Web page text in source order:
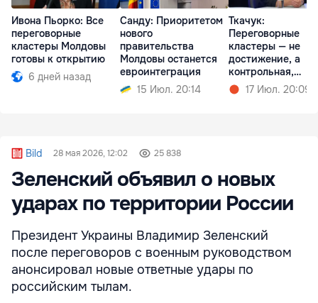
Ивона Пьорко: Все
переговорные
кластеры Молдовы
готовы к открытию
6 дней назад
Санду: Приоритетом
нового
правительства
Молдовы останется
евроинтеграция
15 Июл. 20:14
Ткачук:
Переговорные
кластеры — не
достижение, а
контрольная,
которую можешь
сдать
17 Июл. 20:09
Bild 28 мая 2026, 12:02 25 838
Зеленский объявил о новых
ударах по территории России
Президент Украины Владимир Зеленский
после переговоров с военным руководством
анонсировал новые ответные удары по
российским тылам.